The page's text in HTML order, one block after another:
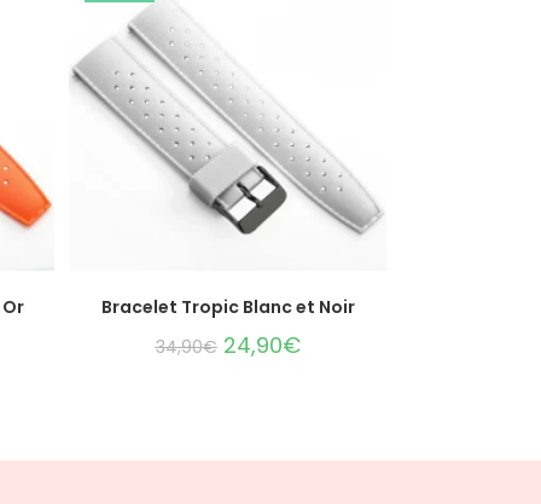
CHOIX DES OPTIONS
Bracelet Tropic Blanc et Noir
34,90€ 24,90€